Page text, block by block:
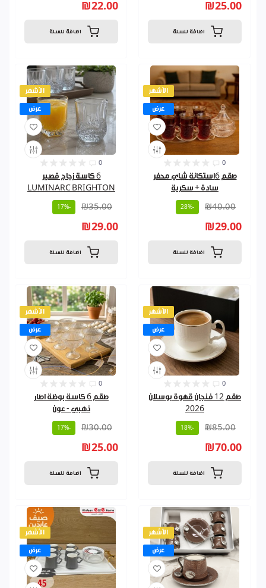
₪22.00
اضافة للسلة
₪25.00
اضافة للسلة
الأشهر
عرض
0
6 كاسة زجاج قصير
LUMINARC BRIGHTON
₪35.00
-17%
₪29.00
اضافة للسلة
الأشهر
عرض
0
طقم 6استكانة شاي محفر
سادة + سكرية
₪40.00
-28%
₪29.00
اضافة للسلة
الأشهر
عرض
0
طقم 6 كاسة بوظة اطار
ذهبي - عون
₪30.00
-17%
₪25.00
اضافة للسلة
الأشهر
عرض
0
طقم 12 فنجان قهوة بوسلان
2026
₪85.00
-18%
₪70.00
اضافة للسلة
الأشهر
عرض
الأشهر
عرض